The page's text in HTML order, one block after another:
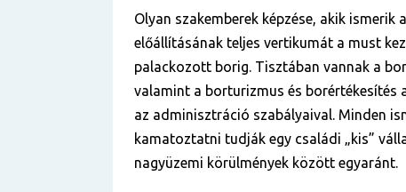
Olyan szakemberek képzése, akik ismerik
előállításának teljes vertikumát a must
palackozott borig. Tisztában vannak a
valamint a borturizmus és borértékesítés
az adminisztráció szabályaival. Minden
kamatoztatni tudják egy családi „kis”
nagyüzemi körülmények között egyaránt.